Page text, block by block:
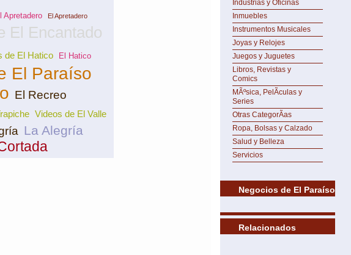
Apretadero El Apretadero
El Encantado
de El Hatico El Hatico
El Paraíso
El Recreo
Videos de El Valle
La Alegría
Industrias y Oficinas
Inmuebles
Instrumentos Musicales
Joyas y Relojes
Juegos y Juguetes
Libros, Revistas y
Comics
MÃºsica, PelÃ­culas y
Series
Otras CategorÃ­as
Ropa, Bolsas y Calzado
Salud y Belleza
Servicios
Negocios de El Paraíso
Relacionados